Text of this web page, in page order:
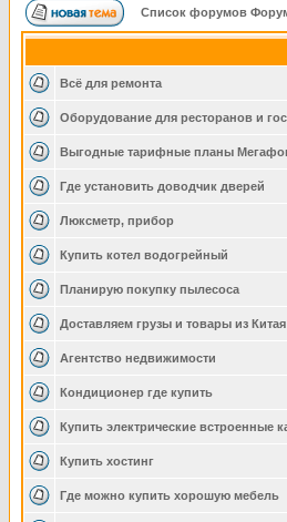
Список форумов
Всё для ремонта
Оборудование для ресторанов и
Выгодные тарифные планы
Где установить доводчик дверей
Люксметр, прибор
Купить котел водогрейный
Планирую покупку пылесоса
Доставляем грузы и товары из Китая
Агентство недвижимости
Кондиционер где купить
Купить электрические встроенные
Купить хостинг
Где можно купить хорошую мебель